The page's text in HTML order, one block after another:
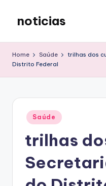
content
noticias
Home Saúde
trilhas dos
Distrito Federal
Posted
in
Saúde
trilhas